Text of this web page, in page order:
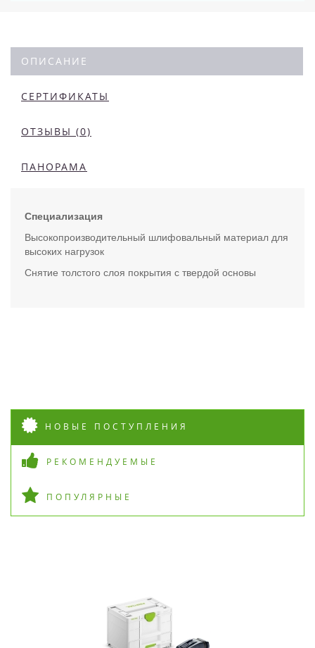
ОПИСАНИЕ
СЕРТИФИКАТЫ
ОТЗЫВЫ (0)
ПАНОРАМА
Специализация
Высокопроизводительный шлифовальный материал для
высоких нагрузок
Снятие толстого слоя покрытия с твердой основы
НОВЫЕ ПОСТУПЛЕНИЯ
РЕКОМЕНДУЕМЫЕ
ПОПУЛЯРНЫЕ